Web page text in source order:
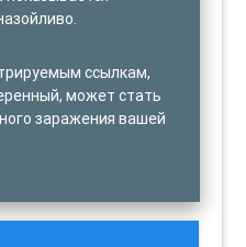
ссылкам,
может стать
заражения вашей